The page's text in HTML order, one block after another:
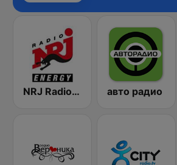
NRJ Radio ENERGY авто радио